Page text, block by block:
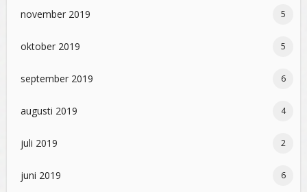
november 2019 5
oktober 2019 5
september 2019 6
augusti 2019 4
juli 2019 2
juni 2019 6